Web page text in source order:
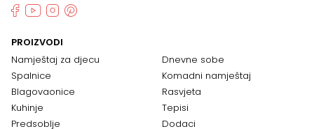
PROIZVODI
Namještaj za djecu
Spalnice
Blagovaonice
Kuhinje
Predsoblje
Dnevne sobe
Komadni namještaj
Rasvjeta
Tepisi
Dodaci